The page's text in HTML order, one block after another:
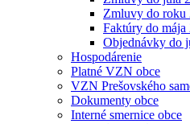
Zmluvy do roku
Faktúry do mája
Objednávky do
Hospodárenie
Platné VZN obce
VZN Prešovského
Dokumenty obce
Interné smernice obce